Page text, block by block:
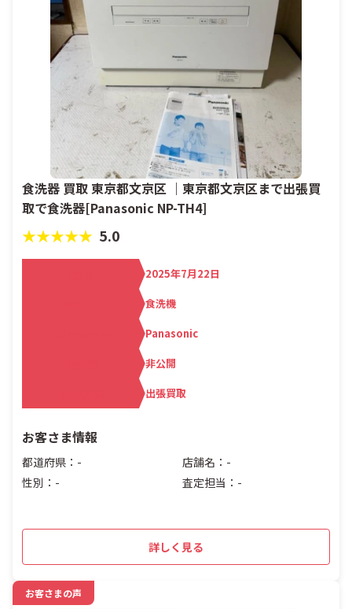
食洗器 買取 東京都文京区 ｜東京都文京区まで出張買
取で食洗器[Panasonic NP-TH4]
★★★★★ 5.0
2025年7月22日
食洗機
Panasonic
非公開
出張買取
お客さま情報
都道府県：-
店舗名：-
性別：-
査定担当：-
詳しく見る
お客さまの声